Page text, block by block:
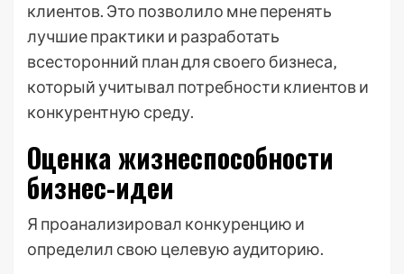
клиентов. Это позволило мне перенять
лучшие практики и разработать
всесторонний план для своего бизнеса‚
который учитывал потребности клиентов и
конкурентную среду.
Оценка жизнеспособности
бизнес-идеи
Я проанализировал конкуренцию и
определил свою целевую аудиторию.